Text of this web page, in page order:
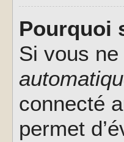
Pourquoi
Si vous
connecté
permet